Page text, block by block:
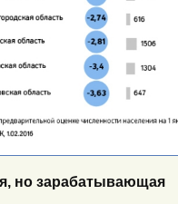
но зарабатывающая